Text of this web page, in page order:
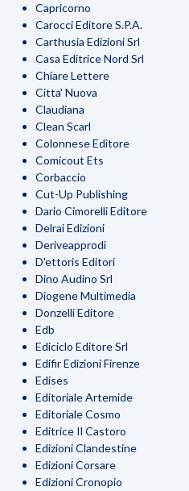
Capricorno
Carocci Editore S.P.A.
Carthusia Edizioni Srl
Casa Editrice Nord Srl
Chiare Lettere
Citta' Nuova
Claudiana
Clean Scarl
Colonnese Editore
Comicout Ets
Corbaccio
Cut-Up Publishing
Dario Cimorelli Editore
Delrai Edizioni
Deriveapprodi
D'ettoris Editori
Dino Audino Srl
Diogene Multimedia
Donzelli Editore
Edb
Ediciclo Editore Srl
Edifir Edizioni Firenze
Edises
Editoriale Artemide
Editoriale Cosmo
Editrice Il Castoro
Edizioni Clandestine
Edizioni Corsare
Edizioni Cronopio